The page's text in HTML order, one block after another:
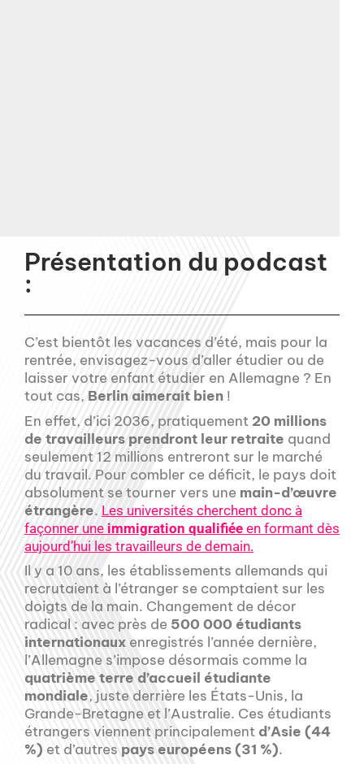
Présentation du podcast
:
C’est bientôt les vacances d’été, mais pour la
rentrée, envisagez-vous d’aller étudier ou de
laisser votre enfant étudier en Allemagne ? En
tout cas, Berlin aimerait bien !
En effet, d’ici 2036, pratiquement 20 millions
de travailleurs prendront leur retraite quand
seulement 12 millions entreront sur le marché
du travail. Pour combler ce déficit, le pays doit
absolument se tourner vers une main-d’œuvre
étrangère. Les universités cherchent donc à
façonner une immigration qualifiée en formant dès
aujourd’hui les travailleurs de demain.
Il y a 10 ans, les établissements allemands qui
recrutaient à l’étranger se comptaient sur les
doigts de la main. Changement de décor
radical : avec près de 500 000 étudiants
internationaux enregistrés l’année dernière,
l’Allemagne s’impose désormais comme la
quatrième terre d’accueil étudiante
mondiale, juste derrière les États-Unis, la
Grande-Bretagne et l’Australie. Ces étudiants
étrangers viennent principalement d’Asie (44
%) et d’autres pays européens (31 %).